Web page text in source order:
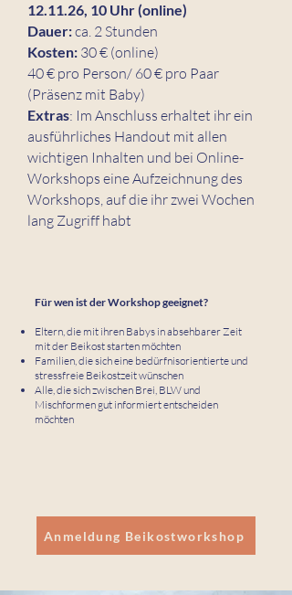
12.11.26, 10 Uhr (online)
Dauer:ca. 2 Stunden
Kosten: 30 € (online)
40 € pro Person/ 60 € pro Paar
(Präsenz mit Baby)
Extras: Im Anschluss erhaltet ihr ein
ausführliches Handout mit allen
wichtigen Inhalten und bei Online-
Workshops eine Aufzeichnung des
Workshops, auf die ihr zwei Wochen
lang Zugriff habt
Für wen ist der Workshop geeignet?
Eltern, die mit ihren Babys in absehbarer Zeit
mit der Beikost starten möchten
Familien, die sich eine bedürfnisorientierte und
stressfreie Beikostzeit wünschen
Alle, die sich zwischen Brei, BLW und
Mischformen gut informiert entscheiden
möchten
Anmeldung Beikostworkshop